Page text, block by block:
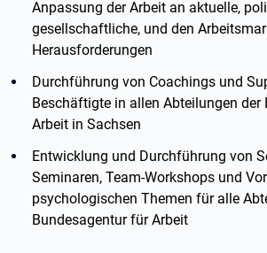
Anpassung der Arbeit an aktuelle,
gesellschaftliche, und den
Herausforderungen
Durchführung von Coachings und
Beschäftigte in allen Abteilungen der
Arbeit in Sachsen
Entwicklung und Durchführung von
Seminaren, Team-Workshops und
psychologischen Themen für alle
Bundesagentur für Arbeit